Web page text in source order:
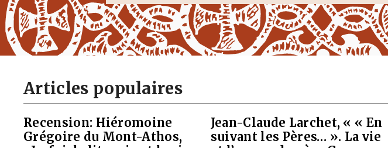
Articles populaires
Recension: Hiéromoine
Grégoire du Mont-Athos,
Jean-Claude Larchet, « « En
suivant les Pères… ». La vie